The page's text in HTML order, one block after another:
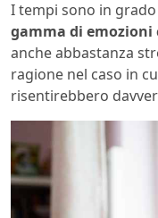
I tempi sono in
gamma di emozioni
anche abbastanza
ragione nel caso in
risentirebbero